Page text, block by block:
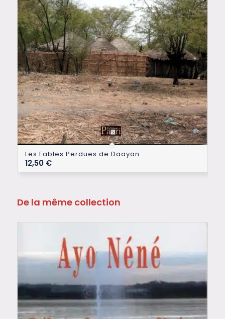
Les Fables Perdues de Daayan
12,50 €
De la même collection